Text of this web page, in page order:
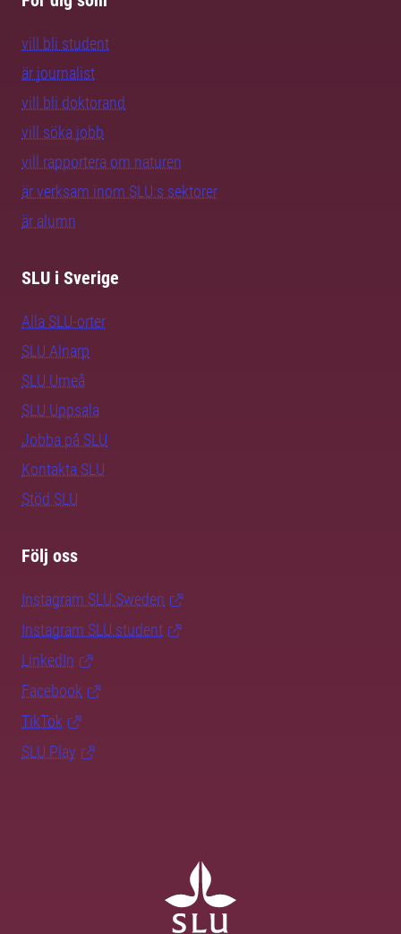
vill bli student
är journalist
vill bli doktorand
vill söka jobb
vill rapportera om naturen
är verksam inom SLU:s sektorer
är alumn
SLU i Sverige
Alla SLU-orter
SLU Alnarp
SLU Umeå
SLU Uppsala
Jobba på SLU
Kontakta SLU
Stöd SLU
Följ oss
Instagram SLU.Sweden
Instagram SLU.student
LinkedIn
Facebook
TikTok
SLU Play